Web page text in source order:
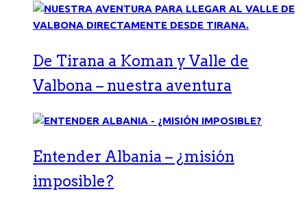
De Tirana a Koman y Valle de
Valbona – nuestra aventura
Entender Albania – ¿misión
imposible?